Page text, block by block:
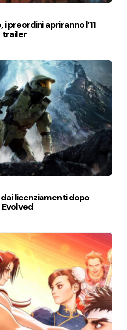
preordini apriranno l’11
trailer
licenziamenti dopo
Evolved